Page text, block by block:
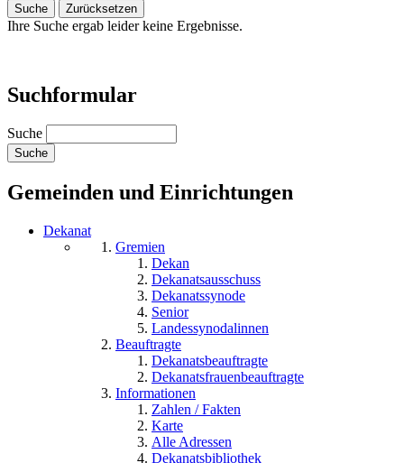
Suche Zurücksetzen
Ihre Suche ergab leider keine Ergebnisse.
Suchformular
Suche
Gemeinden und Einrichtungen
Dekanat
Gremien
Dekan
Dekanatsausschuss
Dekanatssynode
Senior
Landessynodalinnen
Beauftragte
Dekanatsbeauftragte
Dekanatsfrauenbeauftragte
Informationen
Zahlen / Fakten
Karte
Alle Adressen
Dekanatsbibliothek